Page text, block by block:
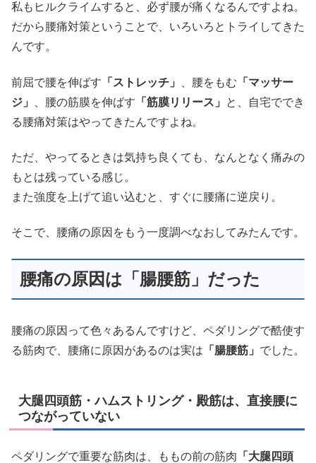
私もヒルクライムすると、必ず腰が痛くなるんですよね。
だから腰痛対策ということで、いろいろとトライしてきた
んです。
前屈で腰を伸ばす 「ストレッチ」 、腰をもむ 「マッサー
ジ」
、腰の筋膜を伸ばす 「筋膜リリース」
と、自宅ででき
る腰痛対策はやってきたんですよね。
ただ、やってるときは気持ち良くても、なんとなく痛みの
もとは残っている感じ。
また強度を上げて追い込むと、すぐに腰痛に逆戻り。
そこで、腰痛の原因をもう一度調べなおしてみたんです。
腰痛の原因は「腸腰筋」だった
腰痛の原因って色々あるんですけど、ペダリングで酷使す
る筋肉で、腰痛に原因があるのは実は 「腸腰筋」 でした。
大腿四頭筋・ハムストリング・殿筋は、直接腰に
つながっていない
ペダリングで重要な筋肉は、ももの前の筋肉 「大腿四頭